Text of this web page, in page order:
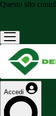
Questo sito
Accedi